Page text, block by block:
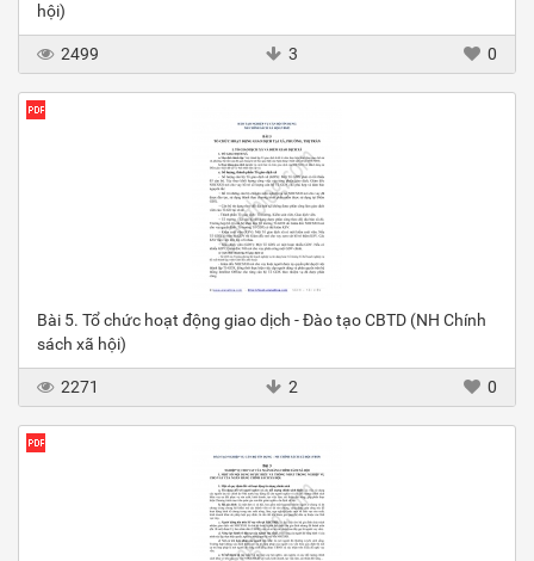
hội)
2499 3 0
Bài 5. Tổ chức hoạt động giao dịch - Đào tạo CBTD (NH Chính
sách xã hội)
2271 2 0